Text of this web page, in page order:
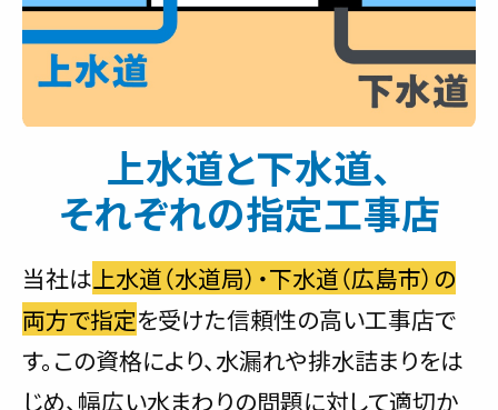
上水道と下水道、
それぞれの指定工事店
当社は 上水道（水道局）・下水道（広島市）の
両方で指定を受けた信頼性の高い工事店で
す。この資格により、水漏れや排水詰まりをは
じめ、幅広い水まわりの問題に対して適切か